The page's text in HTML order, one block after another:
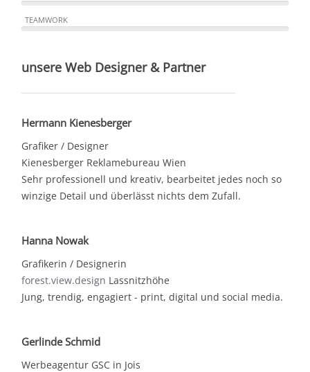
TEAMWORK
unsere Web Designer & Partner
Hermann Kienesberger
Grafiker / Designer
Kienesberger Reklamebureau Wien
Sehr professionell und kreativ, bearbeitet jedes noch so
winzige Detail und überlässt nichts dem Zufall.
Hanna Nowak
Grafikerin / Designerin
forest.view.design Lassnitzhöhe
Jung, trendig, engagiert - print, digital und social media.
Gerlinde Schmid
Werbeagentur GSC in Jois